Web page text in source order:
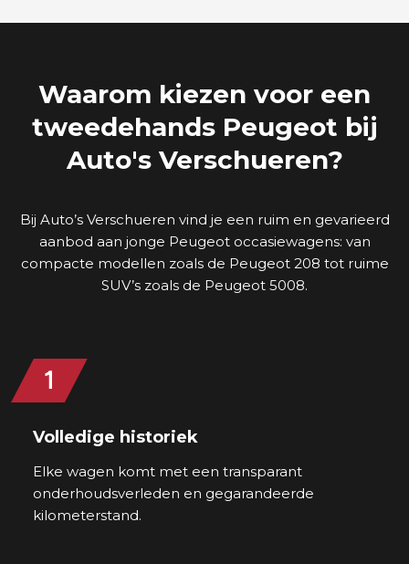
Waarom kiezen voor een
tweedehands Peugeot bij
Auto's Verschueren?
Bij Auto’s Verschueren vind je een ruim en gevarieerd
aanbod aan jonge Peugeot occasiewagens: van
compacte modellen zoals de Peugeot 208 tot ruime
SUV’s zoals de Peugeot 5008.
Volledige historiek
Elke wagen komt met een transparant
onderhoudsverleden en gegarandeerde
kilometerstand.